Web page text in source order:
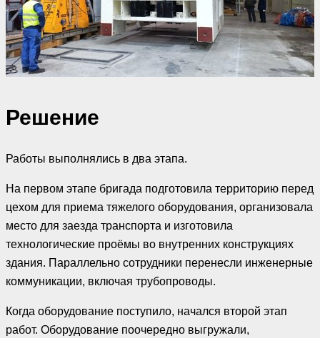
Решение
Работы выполнялись в два этапа.
На первом этапе бригада подготовила территорию перед
цехом для приема тяжелого оборудования, организовала
место для заезда транспорта и изготовила
технологические проёмы во внутренних конструкциях
здания. Параллельно сотрудники перенесли инженерные
коммуникации, включая трубопроводы.
Когда оборудование поступило, начался второй этап
работ. Оборудование поочередно выгружали,